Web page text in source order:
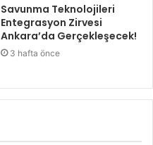
Savunma Teknolojileri
Entegrasyon Zirvesi
Ankara’da Gerçekleşecek!
3 hafta önce